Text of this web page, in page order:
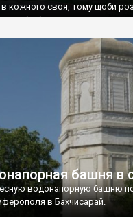
кожного своя, тому щоби
відвідати це
башня в
водонапорную башню
в Бахчисарай.